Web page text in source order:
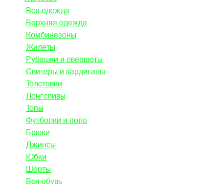
Вся одежда
Верхняя одежда
Комбинезоны
Жилеты
Рубашки и овершоты
Свитеры и кардиганы
Толстовки
Лонгсливы
Топы
Футболки и поло
Брюки
Джинсы
Юбки
Шорты
Вся обувь